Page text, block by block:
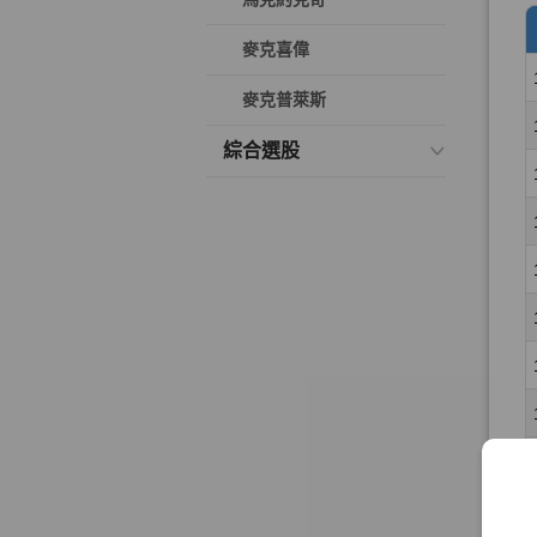
麥克喜偉
麥克普萊斯
綜合選股